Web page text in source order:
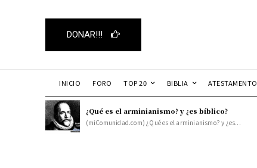
DONAR!!!
INICIO FORO TOP 20 BIBLIA ATESTAMENTO
¿Qué es el arminianismo? y ¿es bíblico?
(miComunidad.com) ¿Qué es el arminianismo? y ¿es...